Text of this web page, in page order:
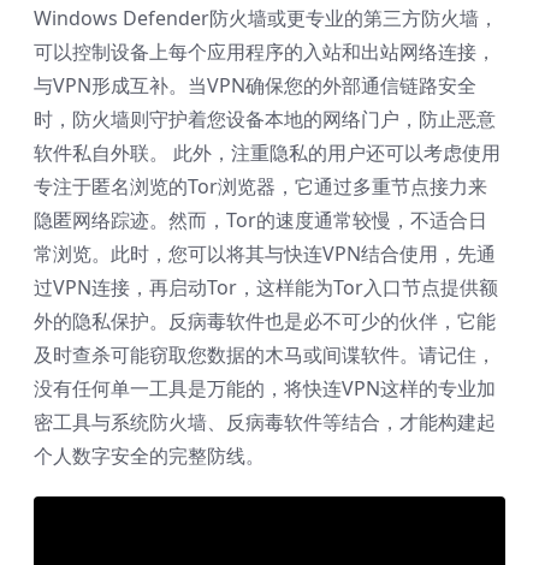
Windows Defender防火墙或更专业的第三方防火墙，
可以控制设备上每个应用程序的入站和出站网络连接，
与VPN形成互补。当VPN确保您的外部通信链路安全
时，防火墙则守护着您设备本地的网络门户，防止恶意
软件私自外联。 此外，注重隐私的用户还可以考虑使用
专注于匿名浏览的Tor浏览器，它通过多重节点接力来
隐匿网络踪迹。然而，Tor的速度通常较慢，不适合日
常浏览。此时，您可以将其与快连VPN结合使用，先通
过VPN连接，再启动Tor，这样能为Tor入口节点提供额
外的隐私保护。反病毒软件也是必不可少的伙伴，它能
及时查杀可能窃取您数据的木马或间谍软件。请记住，
没有任何单一工具是万能的，将快连VPN这样的专业加
密工具与系统防火墙、反病毒软件等结合，才能构建起
个人数字安全的完整防线。